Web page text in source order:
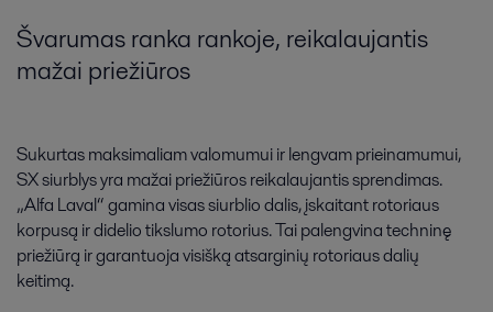
Švarumas ranka rankoje, reikalaujantis
mažai priežiūros
Sukurtas maksimaliam valomumui ir lengvam prieinamumui,
SX siurblys yra mažai priežiūros reikalaujantis sprendimas.
„Alfa Laval“ gamina visas siurblio dalis, įskaitant rotoriaus
korpusą ir didelio tikslumo rotorius. Tai palengvina techninę
priežiūrą ir garantuoja visišką atsarginių rotoriaus dalių
keitimą.